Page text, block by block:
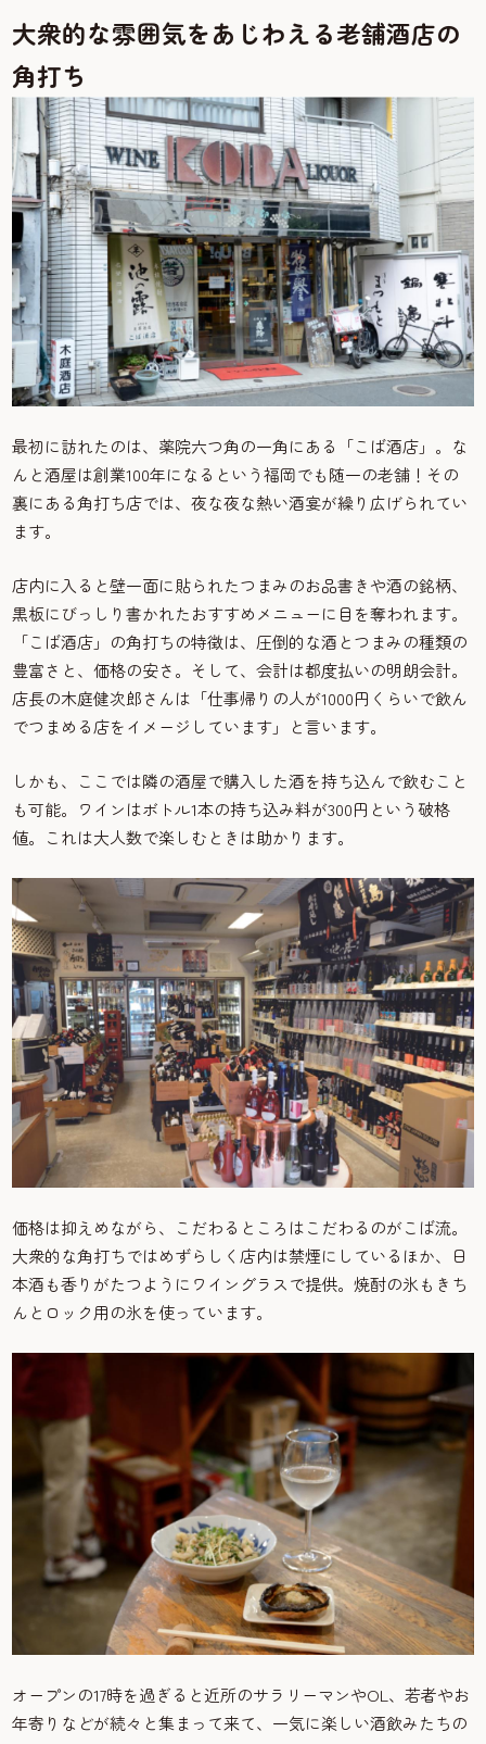
大衆的な雰囲気をあじわえる老舗酒店の
角打ち
最初に訪れたのは、薬院六つ角の一角にある「こば酒店」。な
んと酒屋は創業100年になるという福岡でも随一の老舗！その
裏にある角打ち店では、夜な夜な熱い酒宴が繰り広げられてい
ます。
店内に入ると壁一面に貼られたつまみのお品書きや酒の銘柄、
黒板にびっしり書かれたおすすめメニューに目を奪われます。
「こば酒店」の角打ちの特徴は、圧倒的な酒とつまみの種類の
豊富さと、価格の安さ。そして、会計は都度払いの明朗会計。
店長の木庭健次郎さんは「仕事帰りの人が1000円くらいで飲ん
でつまめる店をイメージしています」と言います。
しかも、ここでは隣の酒屋で購入した酒を持ち込んで飲むこと
も可能。ワインはボトル1本の持ち込み料が300円という破格
値。これは大人数で楽しむときは助かります。
価格は抑えめながら、こだわるところはこだわるのがこば流。
大衆的な角打ちではめずらしく店内は禁煙にしているほか、日
本酒も香りがたつようにワイングラスで提供。焼酎の氷もきち
んとロック用の氷を使っています。
オープンの17時を過ぎると近所のサラリーマンやOL、若者やお
年寄りなどが続々と集まって来て、一気に楽しい酒飲みたちの